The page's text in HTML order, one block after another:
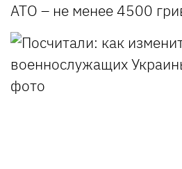
АТО – не менее 4500